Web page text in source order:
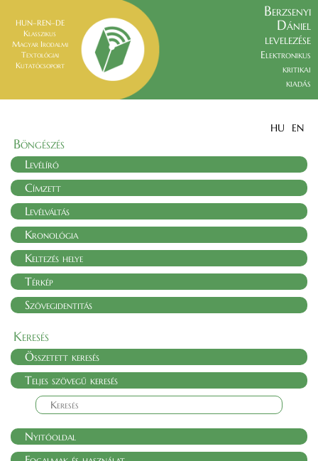
HUN–REN–DE
Klasszikus
Magyar Irodalmi
Textológiai
Kutatócsoport
Berzsenyi
Dániel
levelezése
Elektronikus
kritikai
kiadás
HU EN
Böngészés
Levélíró
Címzett
Levélváltás
Kronológia
Keltezés helye
Térkép
Szövegidentitás
Keresés
Összetett keresés
Teljes szövegű keresés
Nyitóoldal